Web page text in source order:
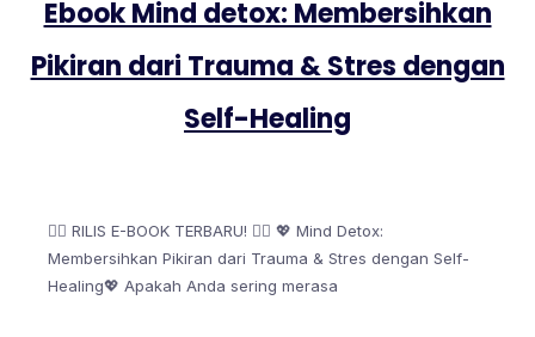
Ebook Mind detox: Membersihkan
Pikiran dari Trauma & Stres dengan
Self-Healing
🧘‍♀️ RILIS E-BOOK TERBARU! 🧘‍♂️ 💖 Mind Detox:
Membersihkan Pikiran dari Trauma & Stres dengan Self-
Healing💖 Apakah Anda sering merasa